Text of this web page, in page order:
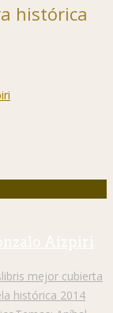
histórica
Aizpiri
mejor cubierta
histórica 2014